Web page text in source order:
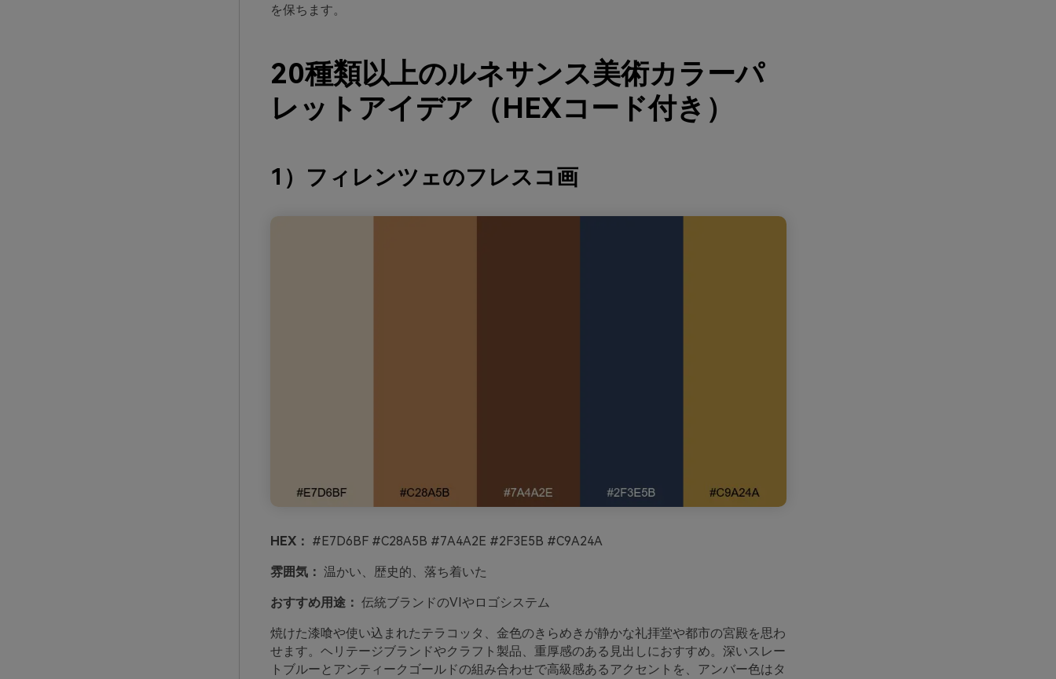
を保ちます。
20種類以上のルネサンス美術カラーパ
レットアイデア（HEXコード付き）
1）フィレンツェのフレスコ画
HEX： #E7D6BF #C28A5B #7A4A2E #2F3E5B #C9A24A
雰囲気： 温かい、歴史的、落ち着いた
おすすめ用途： 伝統ブランドのVIやロゴシステム
焼けた漆喰や使い込まれたテラコッタ、金色のきらめきが静かな礼拝堂や都市の宮殿を思わ
せます。ヘリテージブランドやクラフト製品、重厚感のある見出しにおすすめ。深いスレー
トブルーとアンティークゴールドの組み合わせで高級感あるアクセントを、アンバー色はタ